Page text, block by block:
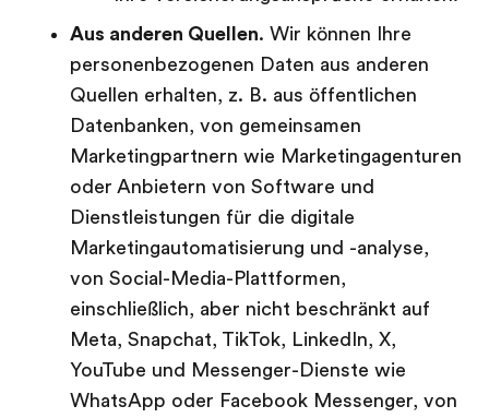
Aus anderen Quellen. Wir können Ihre
personenbezogenen Daten aus anderen
Quellen erhalten, z. B. aus öffentlichen
Datenbanken, von gemeinsamen
Marketingpartnern wie Marketingagenturen
oder Anbietern von Software und
Dienstleistungen für die digitale
Marketingautomatisierung und -analyse,
von Social-Media-Plattformen,
einschließlich, aber nicht beschränkt auf
Meta, Snapchat, TikTok, LinkedIn, X,
YouTube und Messenger-Dienste wie
WhatsApp oder Facebook Messenger, von